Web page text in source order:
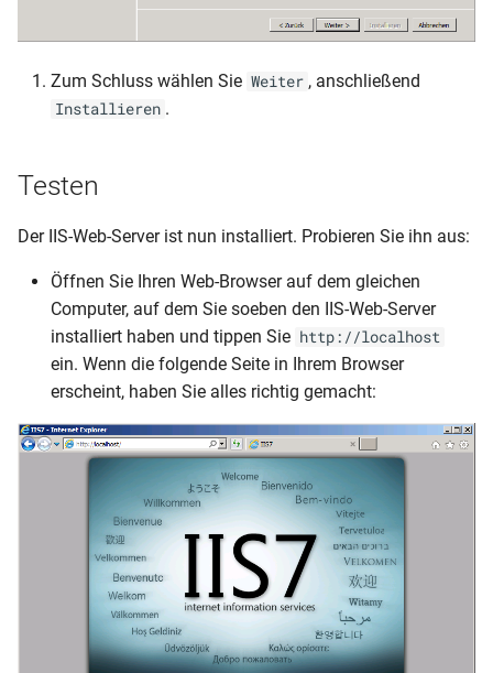
Zum Schluss wählen Sie Weiter , anschließend
Installieren .
Testen
Der IIS-Web-Server ist nun installiert. Probieren Sie ihn aus:
Öffnen Sie Ihren Web-Browser auf dem gleichen
Computer, auf dem Sie soeben den IIS-Web-Server
installiert haben und tippen Sie http://localhost
ein. Wenn die folgende Seite in Ihrem Browser
erscheint, haben Sie alles richtig gemacht: